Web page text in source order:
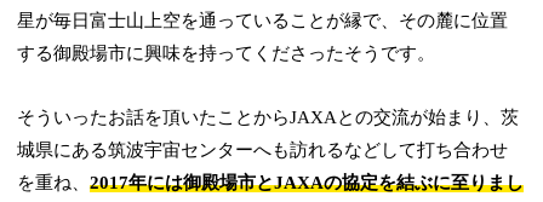
星が毎日富士山上空を通っていることが縁で、その麓に位置
する御殿場市に興味を持ってくださったそうです。
そういったお話を頂いたことからJAXAとの交流が始まり、茨
城県にある筑波宇宙センターへも訪れるなどして打ち合わせ
を重ね、2017年には御殿場市とJAXAの協定を結ぶに至りまし